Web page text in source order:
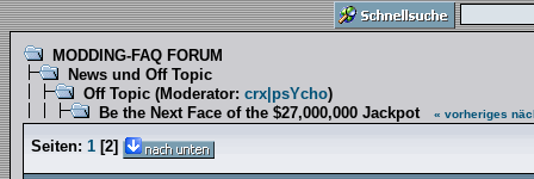
MODDING-FAQ FORUM
News und Off Topic
Off Topic (Moderator: crx|psYcho)
Be the Next Face of the $27,000,000 Jackpot
« vorheriges
Seiten: 1 [2]